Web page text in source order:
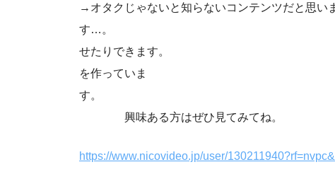
→オタクじゃないと知らないコンテンツだと思い
す…。 MikuMikuDance
せたりできます
を作っていま
興味ある方はぜひ見てみてね。
https://www.nicovideo.jp/user/